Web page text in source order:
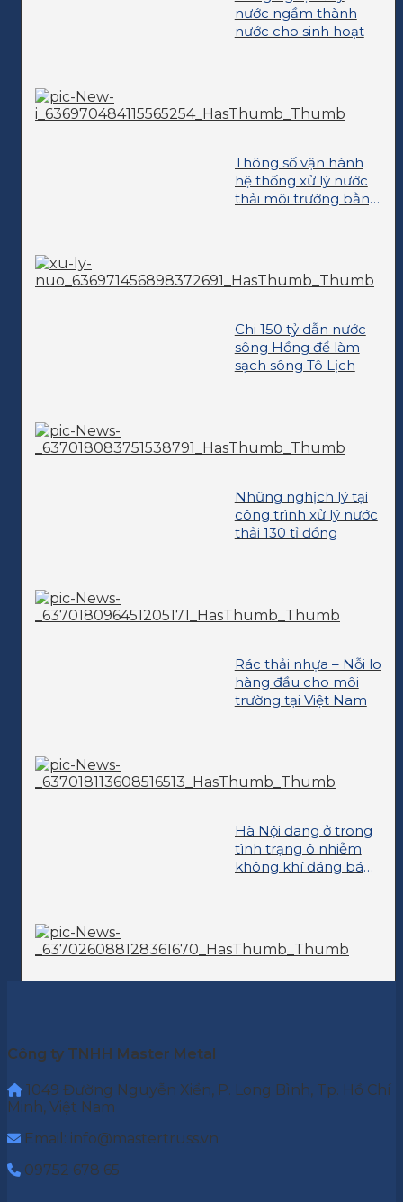
nước ngầm thành
nước cho sinh hoạt
Thông số vận hành
hệ thống xử lý nước
thải môi trường bằng
Chi 150 tỷ dẫn nước
sông Hồng để làm
sạch sông Tô Lịch
Những nghịch lý tại
công trình xử lý nước
thải 130 tỉ đồng
Rác thải nhựa – Nỗi lo
hàng đầu cho môi
trường tại Việt Nam
Hà Nội đang ở trong
tình trạng ô nhiễm
không khí đáng báo
Công ty TNHH Master Metal
1049 Đường Nguyễn Xiển, P. Long Bình, Tp. Hồ Chí
Minh, Việt Nam
Email: info@mastertruss.vn
09752 678 65